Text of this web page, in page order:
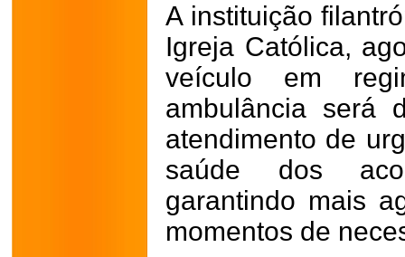
A instituição
Igreja Católica,
veículo em
ambulância será
atendimento de
saúde dos
garantindo mais
momentos de